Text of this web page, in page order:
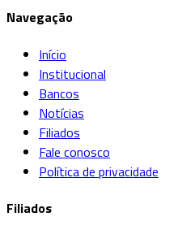
Navegação
Início
Institucional
Bancos
Notícias
Filiados
Fale conosco
Política de privacidade
Filiados